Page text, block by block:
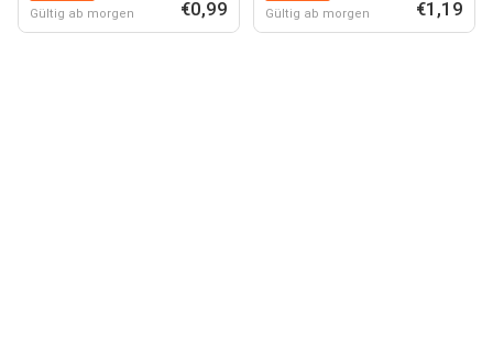
Gültig ab morgen €0,99 Gültig ab morgen €1,19